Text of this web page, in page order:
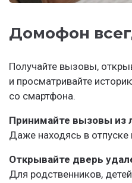
Домофон
Получайте вызовы,
и просматривайте
со смартфона.
Принимайте вызовы из
Даже находясь в
Открывайте дверь
Для родственников,